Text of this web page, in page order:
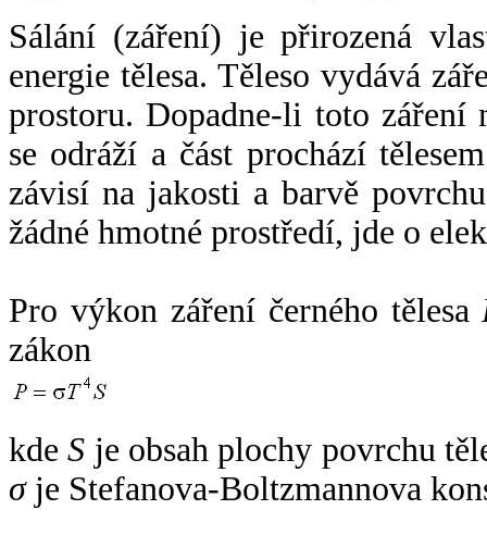
Sálání (záření) je přirozená
energie tělesa. Těleso vydává
prostoru. Dopadne-li toto záření
se odráží a část prochází
závisí na jakosti a barvě
žádné hmotné prostředí, jde o
Pro výkon záření černého tělesa
zákon
kdeS je obsah plochy povrchu
σje Stefanova-Boltzmannova